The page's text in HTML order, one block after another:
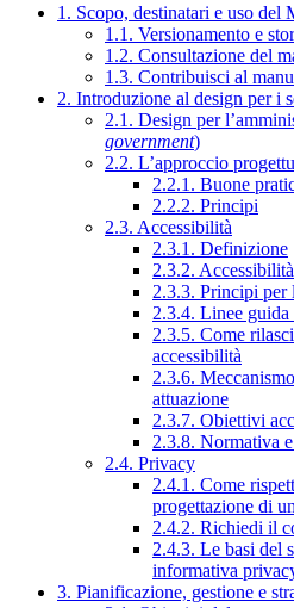
1. Scopo, destinatari e uso del
1.1. Versionamento e
1.2. Consultazione del
1.3. Contribuisci al
2. Introduzione al design per i
2.1. Design per
government)
2.2. L’approccio
2.2.1. Buone
2.2.2. Principi
2.3. Accessibilità
2.3.1. Definizione
2.3.2.
2.3.3. Principi per
2.3.4. Linee guida
2.3.5. Come
accessibilità
2.3.6.
attuazione
2.3.7. Obiettivi
2.3.8. Normativa
2.4. Privacy
2.4.1. Come
progettazione di
2.4.2. Richiedi il
2.4.3. Le basi del
informativa
3. Pianificazione, gestione e